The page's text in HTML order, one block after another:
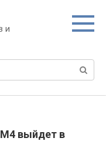
и
выйдет в